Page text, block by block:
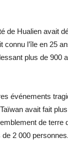
de Hualien avait
connu l’île en 25
plus de 900
événements
avait fait
de terre
2 000 personnes.